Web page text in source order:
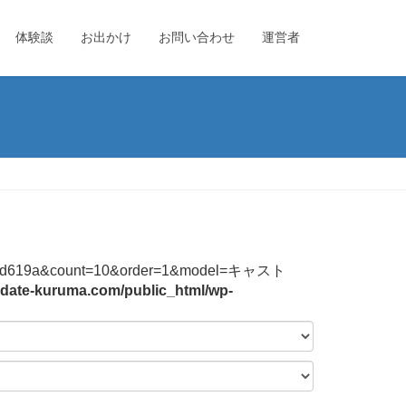
体験談 お出かけ お問い合わせ 運営者
キャスト
kuruma.com/public_html/wp-